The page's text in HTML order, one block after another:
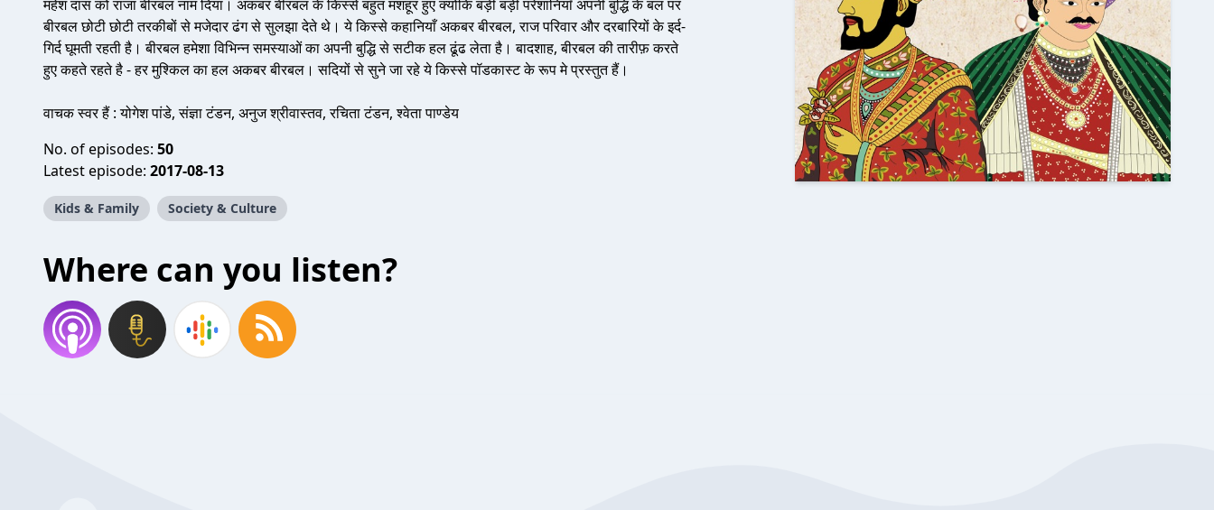
महेश दास को राजा बीरबल नाम दिया। अकबर बीरबल के किस्से बहुत मशहूर हुए क्योंकि बड़ी बड़ी परेशानियाँ अपनी बुद्धि के बल पर
बीरबल छोटी छोटी तरकीबों से मजेदार ढंग से सुलझा देते थे। ये किस्से कहानियाँ अकबर बीरबल, राज परिवार और दरबारियों के इर्द-
गिर्द घूमती रहती है। बीरबल हमेशा विभिन्न समस्याओं का अपनी बुद्धि से सटीक हल ढूंढ लेता है। बादशाह, बीरबल की तारीफ़ करते
हुए कहते रहते है - हर मुश्किल का हल अकबर बीरबल। सदियों से सुने जा रहे ये किस्से पॉडकास्ट के रूप मे प्रस्तुत हैं।
वाचक स्वर हैं : योगेश पांडे, संज्ञा टंडन, अनुज श्रीवास्तव, रचिता टंडन, श्वेता पाण्डेय
No. of episodes: 50
Latest episode: 2017-08-13
Kids & Family Society & Culture
Where can you listen?